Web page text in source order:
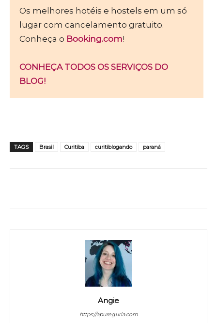
Os melhores hotéis e hostels em um só
lugar com cancelamento gratuito.
Conheça o Booking.com!
CONHEÇA TODOS OS SERVIÇOS DO
BLOG!
TAGS Brasil Curitiba curitiblogando paraná
Angie
https://apureguria.com